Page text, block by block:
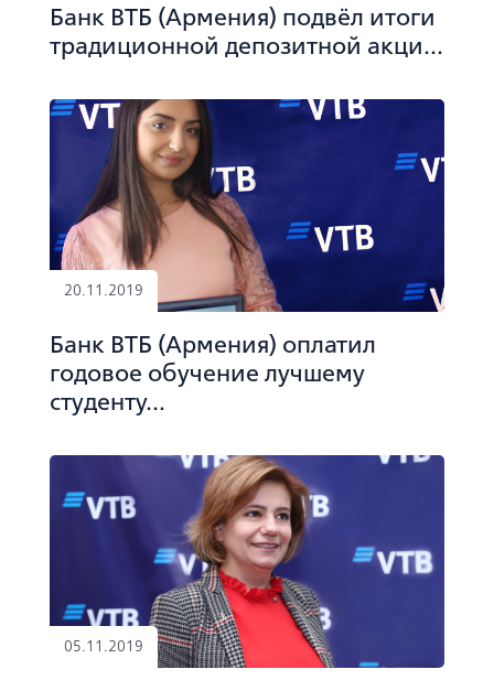
Банк ВТБ (Армения) подвёл итоги
традиционной депозитной акци...
20.11.2019
Банк ВТБ (Армения) оплатил
годовое обучение лучшему
студенту...
05.11.2019